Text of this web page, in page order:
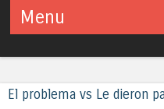
Menu
El problema vs Le dieron